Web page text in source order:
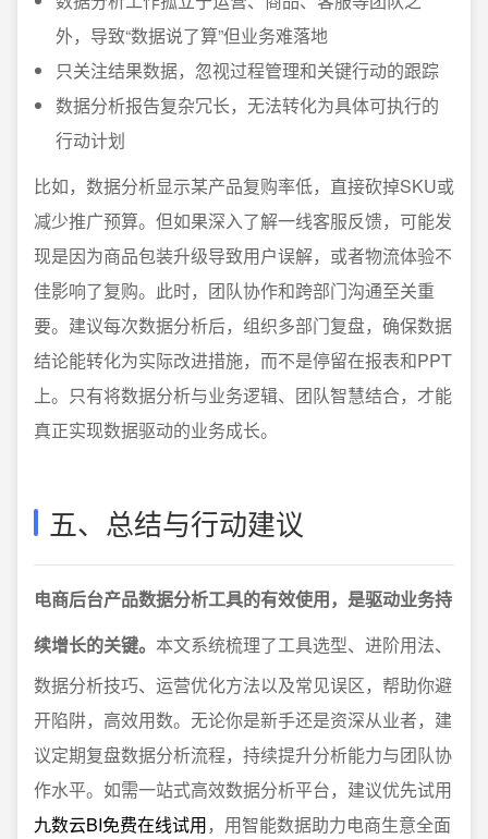
外，导致“数据说了算”但业务难落地
只关注结果数据，忽视过程管理和关键行动的跟踪
数据分析报告复杂冗长，无法转化为具体可执行的
行动计划
比如，数据分析显示某产品复购率低，直接砍掉SKU或
减少推广预算。但如果深入了解一线客服反馈，可能发
现是因为商品包装升级导致用户误解，或者物流体验不
佳影响了复购。此时，团队协作和跨部门沟通至关重
要。建议每次数据分析后，组织多部门复盘，确保数据
结论能转化为实际改进措施，而不是停留在报表和PPT
上。只有将数据分析与业务逻辑、团队智慧结合，才能
真正实现数据驱动的业务成长。
五、总结与行动建议
电商后台产品数据分析工具的有效使用，是驱动业务持
续增长的关键。 本文系统梳理了工具选型、进阶用法、
数据分析技巧、运营优化方法以及常见误区，帮助你避
开陷阱，高效用数。无论你是新手还是资深从业者，建
议定期复盘数据分析流程，持续提升分析能力与团队协
作水平。如需一站式高效数据分析平台，建议优先试用
九数云BI免费在线试用，用智能数据助力电商生意全面